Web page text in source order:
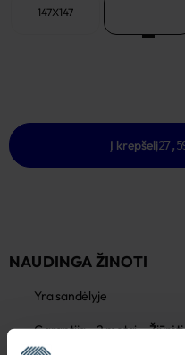
147X147
Į krepšelį
NAUDINGA ŽINOTI
Yra sandėlyje
Garantija - 2 metai